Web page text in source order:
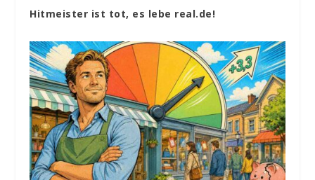
Hitmeister ist tot, es lebe real.de!